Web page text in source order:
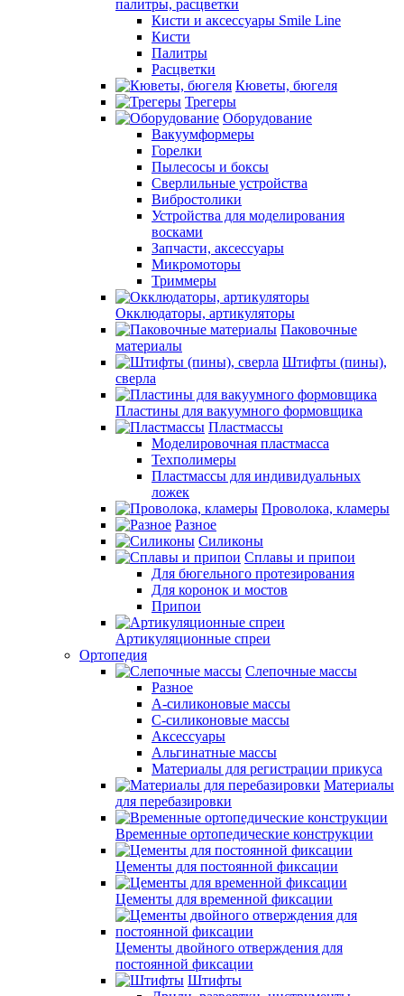
палитры, расцветки
Кисти и аксессуары Smile Line
Кисти
Палитры
Расцветки
Кюветы, бюгеля
Трегеры
Оборудование
Вакуумформеры
Горелки
Пылесосы и боксы
Сверлильные устройства
Вибростолики
Устройства для моделирования
восками
Запчасти, аксессуары
Микромоторы
Триммеры
Окклюдаторы, артикуляторы
Паковочные
материалы
Штифты (пины),
сверла
Пластины для вакуумного формовщика
Пластмассы
Моделировочная пластмасса
Техполимеры
Пластмассы для индивидуальных
ложек
Проволока, кламеры
Разное
Силиконы
Сплавы и припои
Для бюгельного протезирования
Для коронок и мостов
Припои
Артикуляционные спреи
Ортопедия
Слепочные массы
Разное
А-силиконовые массы
С-силиконовые массы
Аксессуары
Альгинатные массы
Материалы для регистрации прикуса
Материалы
для перебазировки
Временные ортопедические конструкции
Цементы для постоянной фиксации
Цементы для временной фиксации
Цементы двойного отверждения для
постоянной фиксации
Штифты